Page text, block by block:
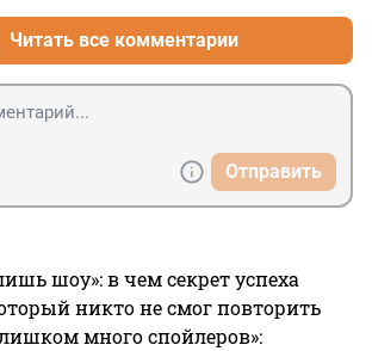
Читать все комментарии
Отправить
шоу»: в чем секрет успеха
никто не смог повторить
много спойлеров»: